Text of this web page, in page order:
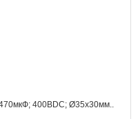
470мкФ; 400ВDC; Ø35x30мм..